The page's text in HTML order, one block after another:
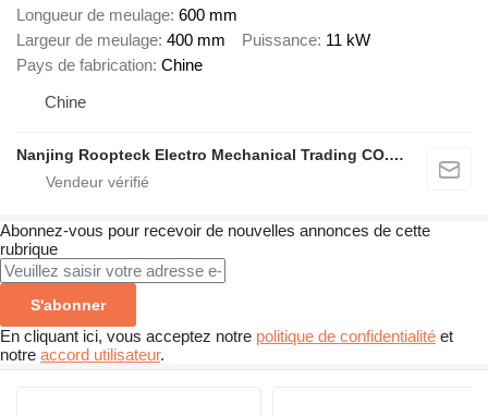
Longueur de meulage 600 mm
Largeur de meulage 400 mm Puissance 11 kW
Pays de fabrication Chine
Chine
Nanjing Roopteck Electro Mechanical Trading CO.,LTD
Abonnez-vous pour recevoir de nouvelles annonces de cette
rubrique
S'abonner
En cliquant ici, vous acceptez notre politique de confidentialité et
notre accord utilisateur.